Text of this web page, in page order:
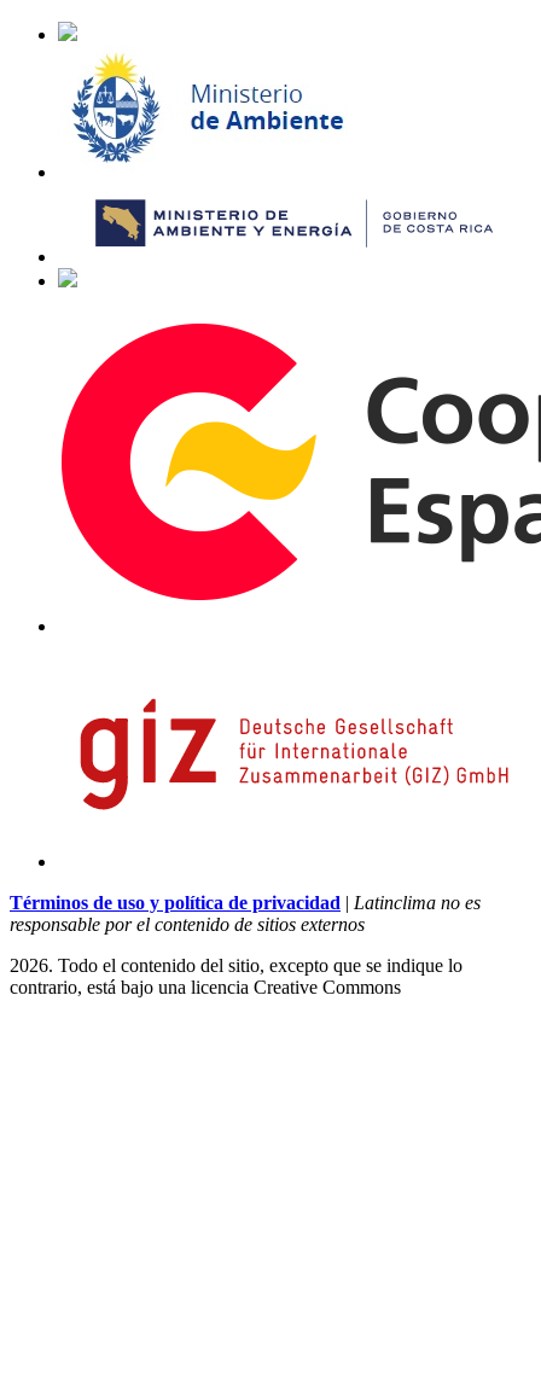
Términos de uso y política de privacidad | Latinclima no es
responsable por el contenido de sitios externos
2026. Todo el contenido del sitio, excepto que se indique lo
contrario, está bajo una licencia Creative Commons